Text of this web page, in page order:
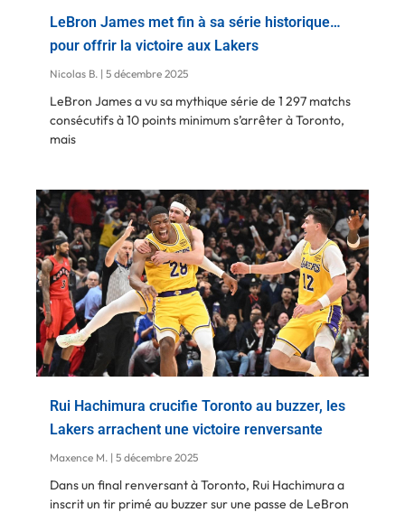
LeBron James met fin à sa série historique…
pour offrir la victoire aux Lakers
Nicolas B. 5 décembre 2025
LeBron James a vu sa mythique série de 1 297 matchs
consécutifs à 10 points minimum s’arrêter à Toronto,
mais
Rui Hachimura crucifie Toronto au buzzer, les
Lakers arrachent une victoire renversante
Maxence M. 5 décembre 2025
Dans un final renversant à Toronto, Rui Hachimura a
inscrit un tir primé au buzzer sur une passe de LeBron